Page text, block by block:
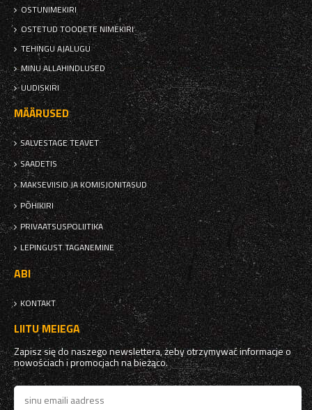
OSTUNIMEKIRI
OSTETUD TOODETE NIMEKIRI
TEHINGU AJALUGU
MINU ALLAHINDLUSED
UUDISKIRI
MÄÄRUSED
SALVESTAGE TEAVET
SAADETIS
MAKSEVIISID JA KOMISJONITASUD
PÕHIKIRI
PRIVAATSUSPOLIITIKA
LEPINGUST TAGANEMINE
ABI
KONTAKT
LIITU MEIEGA
Zapisz się do naszego newslettera, żeby otrzymywać informacje o
nowościach i promocjach na bieżąco.